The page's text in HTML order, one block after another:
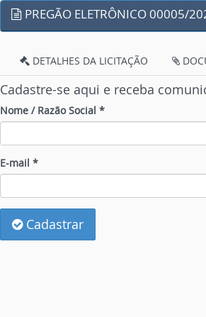
PREGÃO ELETRÔNICO 00005/
DETALHES DA LICITAÇÃO
Cadastre-se aqui e receba
Nome / Razão Social *
E-mail *
Cadastrar